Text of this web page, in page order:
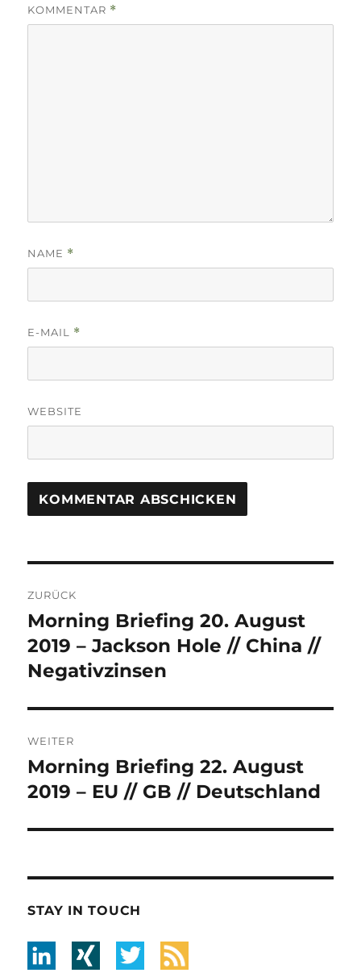
KOMMENTAR *
NAME *
E-MAIL *
WEBSITE
Navigation
ZURÜCK
Vorheriger
Beitrag:
Morning Briefing 20. August
2019 – Jackson Hole // China //
Negativzinsen
WEITER
Nächster
Beitrag:
Morning Briefing 22. August
2019 – EU // GB // Deutschland
STAY IN TOUCH